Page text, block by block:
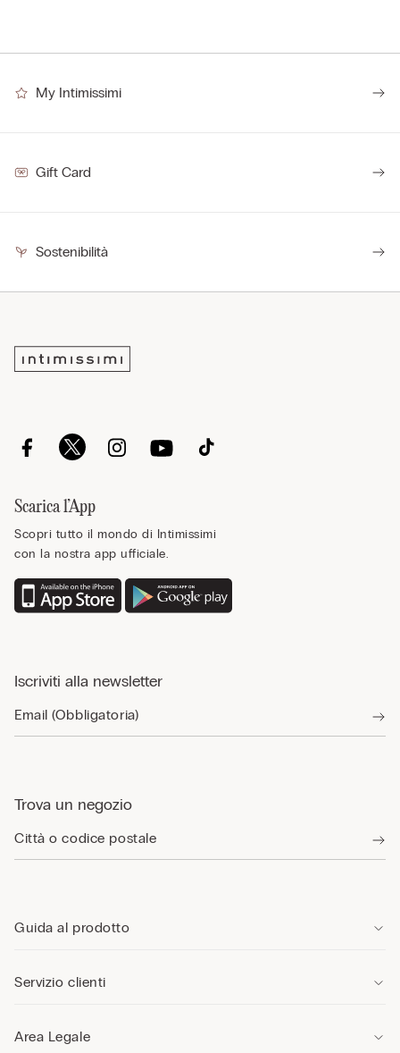
My Intimissimi
Gift Card
Sostenibilità
Scarica l’App
Scopri tutto il mondo di Intimissimi
con la nostra app ufficiale.
Iscriviti alla newsletter
Trova un negozio
Guida al prodotto
Servizio clienti
Area Legale